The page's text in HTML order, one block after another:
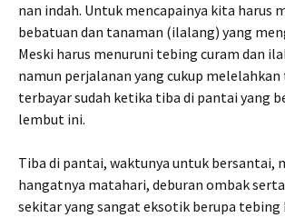
nan indah. Untuk mencapainya kita harus
bebatuan dan tanaman (ilalang) yang
Meski harus menuruni tebing curam dan
namun perjalanan yang cukup
terbayar sudah ketika tiba di pantai yang
lembut ini.
Tiba di pantai, waktunya untuk bersantai,
hangatnya matahari, deburan ombak
sekitar yang sangat eksotik berupa tebing